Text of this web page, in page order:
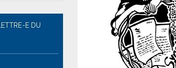
E DU